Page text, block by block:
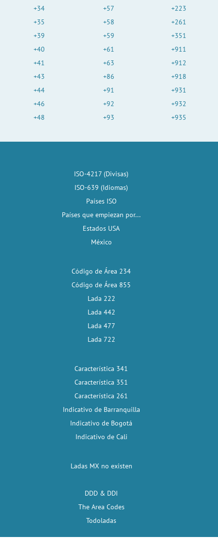
+34
+35
+39
+40
+41
+43
+44
+46
+48
+57
+58
+59
+61
+63
+86
+91
+92
+93
+223
+261
+351
+911
+912
+918
+931
+932
+935
ISO-4217 (Divisas)
ISO-639 (Idiomas)
Países ISO
Países que empiezan por...
Estados USA
México
Código de Área 234
Código de Área 855
Lada 222
Lada 442
Lada 477
Lada 722
Característica 341
Característica 351
Característica 261
Indicativo de Barranquilla
Indicativo de Bogotá
Indicativo de Cali
Ladas MX no existen
DDD & DDI
The Area Codes
Todoladas